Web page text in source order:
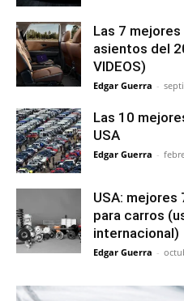
Las 7
asientos del
VIDEOS)
Edgar Guerra -
Las 10
USA
Edgar Guerra -
USA:
para carros
internacional)
Edgar Guerra -